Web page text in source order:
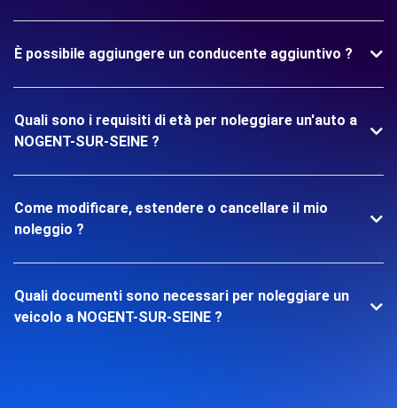
È possibile aggiungere un conducente aggiuntivo ?
Quali sono i requisiti di età per noleggiare un'auto a
NOGENT-SUR-SEINE ?
Come modificare, estendere o cancellare il mio
noleggio ?
Quali documenti sono necessari per noleggiare un
veicolo a NOGENT-SUR-SEINE ?